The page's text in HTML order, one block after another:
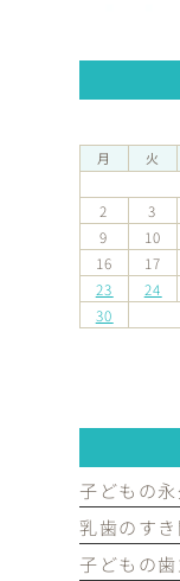
月 火
2
3
9
10
16
17
23
24
30